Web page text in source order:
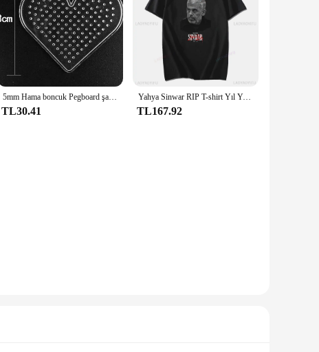
5mm Hama boncuk Pegboard şablon oyuncak DIY perler aracı PUPUKOU boncuk eğitici Tangram yap-boz demir boncuk
TL30.41
Yahya Sinwar RIP T-shirt Yıl Yahya Sinwar Orijinal Baskı T Gömlek Vintage O-Boyun Unisex Gömlek Pamuk Nefes Üstleri
TL167.92